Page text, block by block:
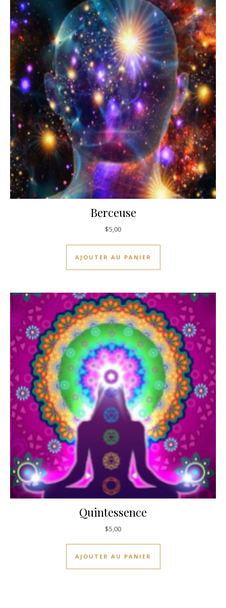
Berceuse
$5,00
AJOUTER AU PANIER
Quintessence
$5,00
AJOUTER AU PANIER